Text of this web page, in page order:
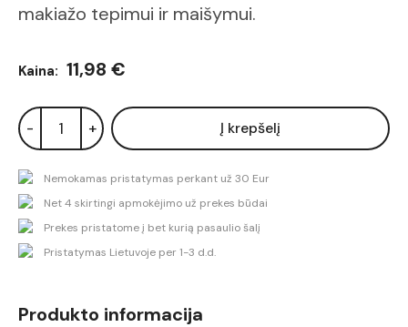
makiažo tepimui ir maišymui.
Kaina: 11,98 €
- + Į krepšelį
Nemokamas pristatymas perkant už 30 Eur
Net 4 skirtingi apmokėjimo už prekes būdai
Prekes pristatome į bet kurią pasaulio šalį
Pristatymas Lietuvoje per 1-3 d.d.
Produkto informacija